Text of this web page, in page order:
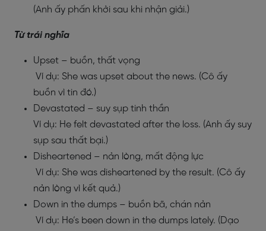
(Anh ấy phấn khởi sau khi nhận giải.)
Từ trái nghĩa
Upset – buồn, thất vọng
Ví dụ: She was upset about the news. (Cô ấy
buồn vì tin đó.)
Devastated – suy sụp tinh thần
Ví dụ: He felt devastated after the loss. (Anh ấy suy
sụp sau thất bại.)
Disheartened – nản lòng, mất động lực
Ví dụ: She was disheartened by the result. (Cô ấy
nản lòng vì kết quả.)
Down in the dumps – buồn bã, chán nản
Ví dụ: He’s been down in the dumps lately. (Dạo